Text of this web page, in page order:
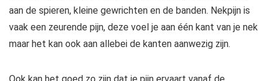
aan de spieren, kleine gewrichten en de banden. Nekpijn is
vaak een zeurende pijn, deze voel je aan één kant van je nek
maar het kan ook aan allebei de kanten aanwezig zijn.